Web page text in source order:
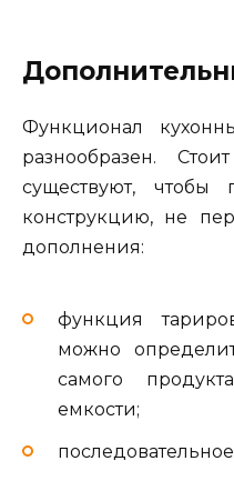
Функционал
разнообразен.
существуют, чтобы
конструкцию, не
дополнения:
функция
можно
самого
емкости;